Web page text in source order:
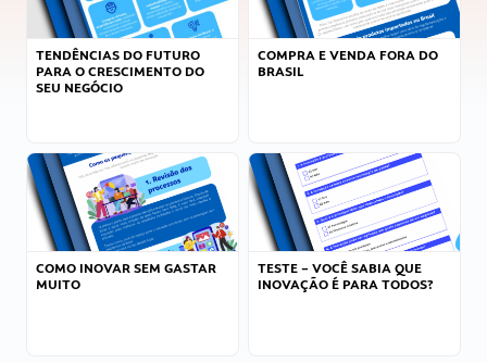
TENDÊNCIAS DO FUTURO
PARA O CRESCIMENTO DO
SEU NEGÓCIO
COMPRA E VENDA FORA DO
BRASIL
COMO INOVAR SEM GASTAR
MUITO
TESTE – VOCÊ SABIA QUE
INOVAÇÃO É PARA TODOS?